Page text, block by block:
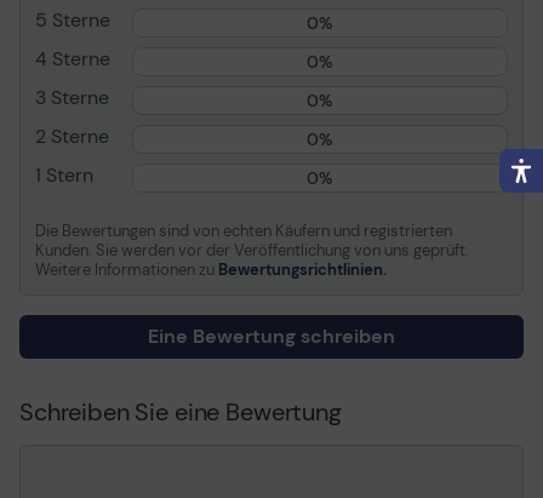
Verbrauchsmaterialtyp
Tonerpatrone
Drucktechnologie
Laser
Farbe
ISO/IEC 19798
Entwickelt für Brother HL-L8250CDN
5 Sterne 0%
4 Sterne 0%
3 Sterne 0%
2 Sterne 0%
1 Stern 0%
Die Bewertungen sind von echten Käufern und registrierten
Kunden. Sie werden vor der Veröffentlichung von uns geprüft.
Weitere Informationen zu Bewertungsrichtlinien.
Eine Bewertung schreiben
Schreiben Sie eine Bewertung